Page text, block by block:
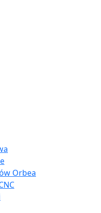
Orbea